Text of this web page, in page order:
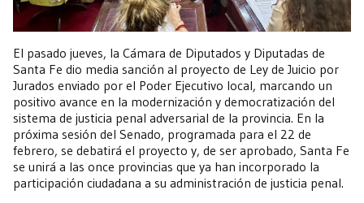
El pasado jueves, la Cámara de Diputados y Diputadas de
Santa Fe dio media sanción al proyecto de Ley de Juicio por
Jurados enviado por el Poder Ejecutivo local, marcando un
positivo avance en la modernización y democratización del
sistema de justicia penal adversarial de la provincia. En la
próxima sesión del Senado, programada para el 22 de
febrero, se debatirá el proyecto y, de ser aprobado, Santa Fe
se unirá a las once provincias que ya han incorporado la
participación ciudadana a su administración de justicia penal.